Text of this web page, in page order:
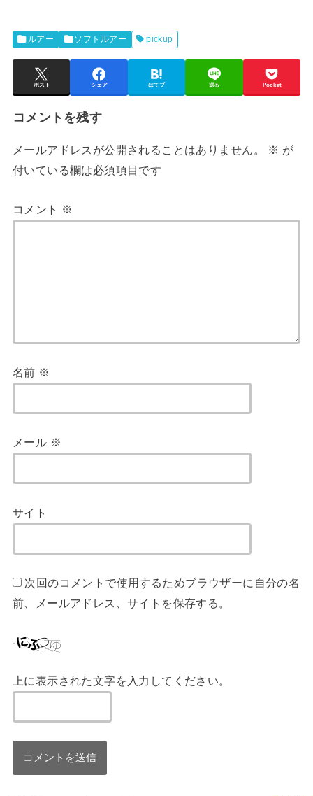
ルアー ソフトルアー pickup
ポスト シェア はてブ 送る Pocket
コメントを残す
メールアドレスが公開されることはありません。 ※ が
付いている欄は必須項目です
コメント ※
名前 ※
メール ※
サイト
次回のコメントで使用するためブラウザーに自分の名
前、メールアドレス、サイトを保存する。
上に表示された文字を入力してください。